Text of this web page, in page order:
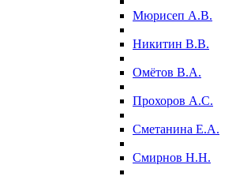
Мюрисеп А.В.
Никитин В.В.
Омётов В.А.
Прохоров А.С.
Сметанина Е.А.
Смирнов Н.Н.